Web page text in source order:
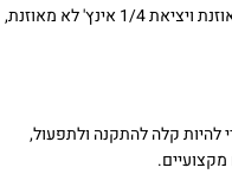
המקלט מגיע עם יציאת XLR מאוזנת ויציאת 1/4 אינץ' לא מאוזנת,
קלה להתקנה ולתפעול,